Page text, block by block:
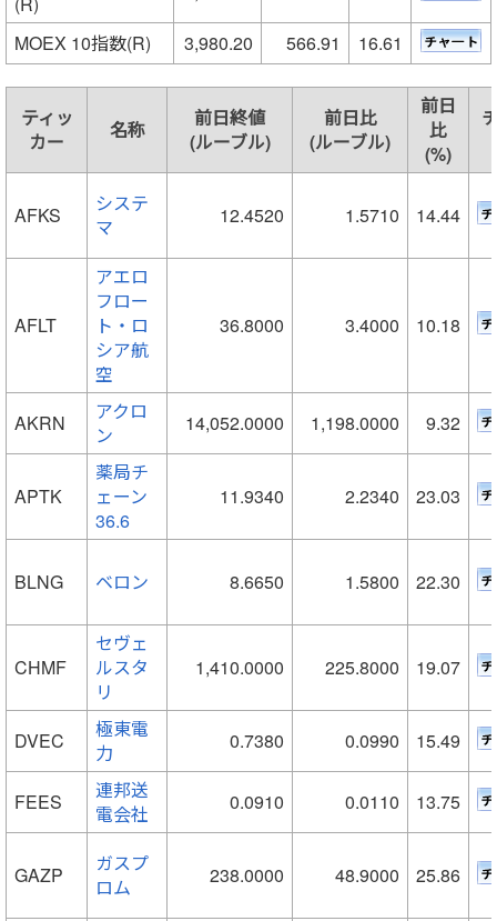
MOEX 10指数(R)
3,980.20 566.91 16.61
ティッ
カー
名称
前日終値
(ルーブル)
前日比
(ルーブル)
前日
比
(%)
AFKS
システ
マ
12.4520 1.5710 14.44
AFLT
アエロ
フロー
ト・ロ
シア航
空
36.8000 3.4000 10.18
AKRN
アクロ
ン
14,052.0000 1,198.0000 9.32
APTK
薬局チ
ェーン
36.6
11.9340 2.2340 23.03
BLNG ベロン 8.6650 1.5800 22.30
CHMF
セヴェ
ルスタ
リ
1,410.0000 225.8000 19.07
DVEC
極東電
力
0.7380 0.0990 15.49
FEES
連邦送
電会社
0.0910 0.0110 13.75
GAZP
ガスプ
ロム
238.0000 48.9000 25.86